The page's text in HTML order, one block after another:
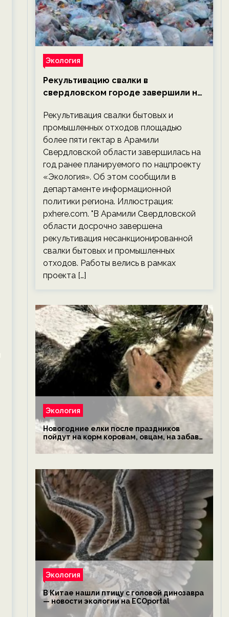
Экология
Рекультивацию свалки в
свердловском городе завершили на
новости экологии на ECOportal
Рекультивация свалки бытовых и
промышленных отходов площадью
более пяти гектар в Арамили
Свердловской области завершилась на
год ранее планируемого по нацпроекту
«Экология». Об этом сообщили в
департаменте информационной
политики региона. Иллюстрация:
pxhere.com. "В Арамили Свердловской
области досрочно завершена
рекультивация несанкционированной
свалки бытовых и промышленных
отходов. Работы велись в рамках
проекта […]
Экология
Новогодние елки после праздников
пойдут на корм коровам, овцам, на забаву
обезьянам, львам и леопардам — новости
экологии на ECOportal
Экология
В Китае нашли птицу с головой динозавра
— новости экологии на ECOportal